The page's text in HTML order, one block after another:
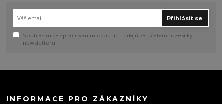
Přihlásit se
Souhlasím se zpracováním osobních údajů za účelem rozesílky
newsletteru.
INFORMACE PRO ZÁKAZNÍKY